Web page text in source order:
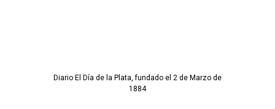
Diario El Día de la Plata, fundado el 2 de Marzo de
1884